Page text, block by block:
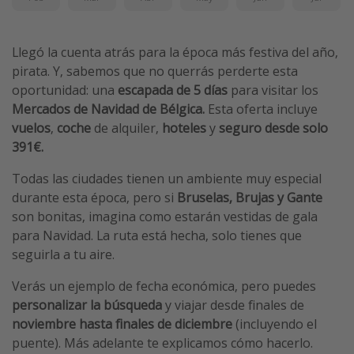
Llegó la cuenta atrás para la época más festiva del año,
pirata. Y, sabemos que no querrás perderte esta
oportunidad: una escapada de 5 días para visitar los
Mercados de Navidad de Bélgica. Esta oferta incluye
vuelos, coche de alquiler, hotelesy seguro desde solo
391€.
Todas las ciudades tienen un ambiente muy especial
durante esta época, pero si Bruselas, Brujas y Gante
son bonitas, imagina como estarán vestidas de gala
para Navidad. La ruta está hecha, solo tienes que
seguirla a tu aire.
Verás un ejemplo de fecha económica, pero puedes
personalizar la búsqueday viajar desde finales de
noviembre hasta finales de diciembre (incluyendo el
puente). Más adelante te explicamos cómo hacerlo.